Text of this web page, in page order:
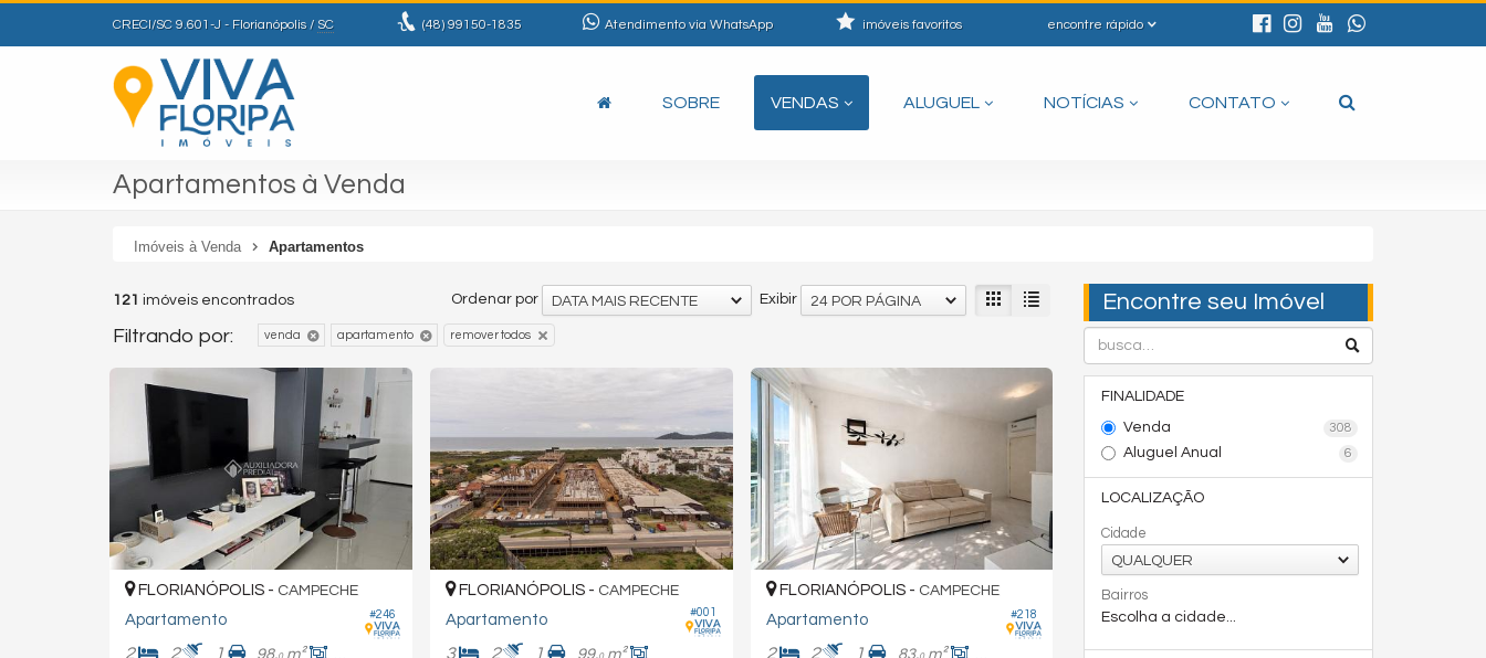
CRECI/SC 9.601-J - Florianópolis / SC (48)99150-1835 Atendimento via WhatsApp encontre rápido
imóveis favoritos
SOBRE VENDAS ALUGUEL NOTÍCIAS CONTATO
Apartamentos à Venda
Imóveis à Venda Apartamentos
Encontre seu Imóvel
FINALIDADE
Venda
308
Aluguel Anual 6
LOCALIZAÇÃO
Cidade
QUALQUER
Bairros
Escolha a cidade...
121 imóveis encontrados Exibir 24 POR PÁGINA
Ordenar por DATA MAIS RECENTE
Filtrando por: venda apartamento remover todos
#246
FLORIANÓPOLIS - CAMPECHE
Apartamento
2 2 1 98, m² 76,
#001
FLORIANÓPOLIS - CAMPECHE
Apartamento
3 2 1 99, m²
#218
FLORIANÓPOLIS - CAMPECHE
Apartamento
2 2 1 83, m² 65,